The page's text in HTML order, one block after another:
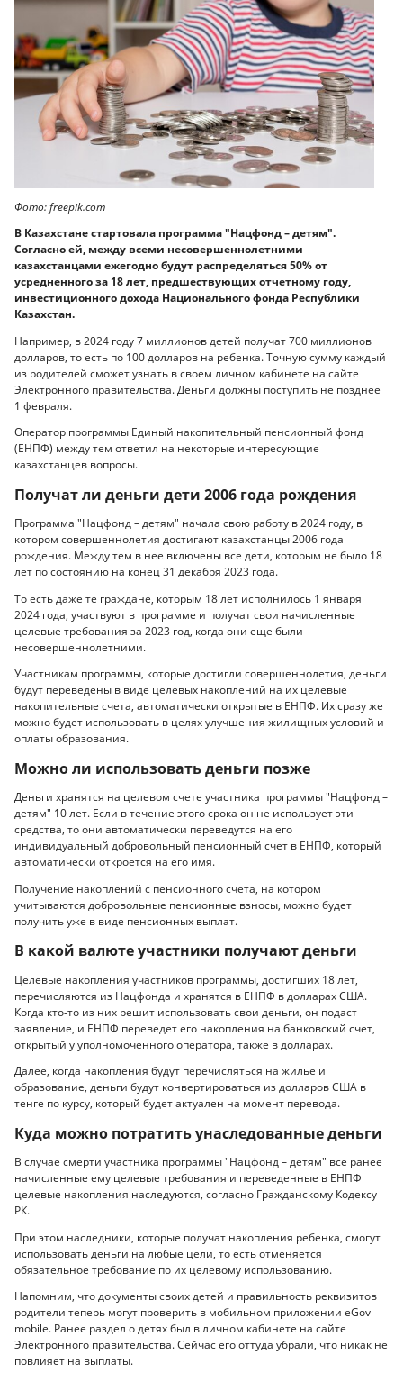
Фото: freepik.com
В Казахстане стартовала программа "Нацфонд – детям".
Согласно ей, между всеми несовершеннолетними
казахстанцами ежегодно будут распределяться 50% от
усредненного за 18 лет, предшествующих отчетному году,
инвестиционного дохода Национального фонда Республики
Казахстан.
Например, в 2024 году 7 миллионов детей получат 700 миллионов
долларов, то есть по 100 долларов на ребенка. Точную сумму каждый
из родителей сможет узнать в своем личном кабинете на сайте
Электронного правительства. Деньги должны поступить не позднее
1 февраля.
Оператор программы Единый накопительный пенсионный фонд
(ЕНПФ) между тем ответил на некоторые интересующие
казахстанцев вопросы.
Получат ли деньги дети 2006 года рождения
Программа "Нацфонд – детям" начала свою работу в 2024 году, в
котором совершеннолетия достигают казахстанцы 2006 года
рождения. Между тем в нее включены все дети, которым не было 18
лет по состоянию на конец 31 декабря 2023 года.
То есть даже те граждане, которым 18 лет исполнилось 1 января
2024 года, участвуют в программе и получат свои начисленные
целевые требования за 2023 год, когда они еще были
несовершеннолетними.
Участникам программы, которые достигли совершеннолетия, деньги
будут переведены в виде целевых накоплений на их целевые
накопительные счета, автоматически открытые в ЕНПФ. Их сразу же
можно будет использовать в целях улучшения жилищных условий и
оплаты образования.
Можно ли использовать деньги позже
Деньги хранятся на целевом счете участника программы "Нацфонд –
детям" 10 лет. Если в течение этого срока он не использует эти
средства, то они автоматически переведутся на его
индивидуальный добровольный пенсионный счет в ЕНПФ, который
автоматически откроется на его имя.
Получение накоплений с пенсионного счета, на котором
учитываются добровольные пенсионные взносы, можно будет
получить уже в виде пенсионных выплат.
В какой валюте участники получают деньги
Целевые накопления участников программы, достигших 18 лет,
перечисляются из Нацфонда и хранятся в ЕНПФ в долларах США.
Когда кто-то из них решит использовать свои деньги, он подаст
заявление, и ЕНПФ переведет его накопления на банковский счет,
открытый у уполномоченного оператора, также в долларах.
Далее, когда накопления будут перечисляться на жилье и
образование, деньги будут конвертироваться из долларов США в
тенге по курсу, который будет актуален на момент перевода.
Куда можно потратить унаследованные деньги
В случае смерти участника программы "Нацфонд – детям" все ранее
начисленные ему целевые требования и переведенные в ЕНПФ
целевые накопления наследуются, согласно Гражданскому Кодексу
РК.
При этом наследники, которые получат накопления ребенка, смогут
использовать деньги на любые цели, то есть отменяется
обязательное требование по их целевому использованию.
Напомним, что документы своих детей и правильность реквизитов
родители теперь могут проверить в мобильном приложении eGov
mobile. Ранее раздел о детях был в личном кабинете на сайте
Электронного правительства. Сейчас его оттуда убрали, что никак не
повлияет на выплаты.